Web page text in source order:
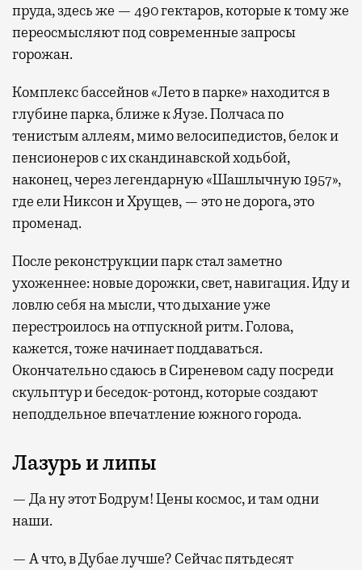
пруда, здесь же — 490 гектаров, которые к тому же
переосмысляют под современные запросы
горожан.
Комплекс бассейнов «Лето в парке» находится в
глубине парка, ближе к Яузе. Полчаса по
тенистым аллеям, мимо велосипедистов, белок и
пенсионеров с их скандинавской ходьбой,
наконец, через легендарную «Шашлычную 1957»,
где ели Никсон и Хрущев, — это не дорога, это
променад.
После реконструкции парк стал заметно
ухоженнее: новые дорожки, свет, навигация. Иду и
ловлю себя на мысли, что дыхание уже
перестроилось на отпускной ритм. Голова,
кажется, тоже начинает поддаваться.
Окончательно сдаюсь в Сиреневом саду посреди
скульптур и беседок-ротонд, которые создают
неподдельное впечатление южного города.
Лазурь и липы
— Да ну этот Бодрум! Цены космос, и там одни
наши.
— А что, в Дубае лучше? Сейчас пятьдесят